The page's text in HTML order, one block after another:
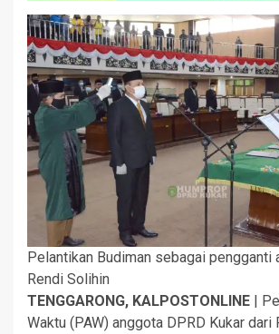
Pelantikan Budiman sebagai pengganti
Rendi Solihin
TENGGARONG, KALPOSTONLINE |
Waktu (PAW) anggota DPRD Kukar dari